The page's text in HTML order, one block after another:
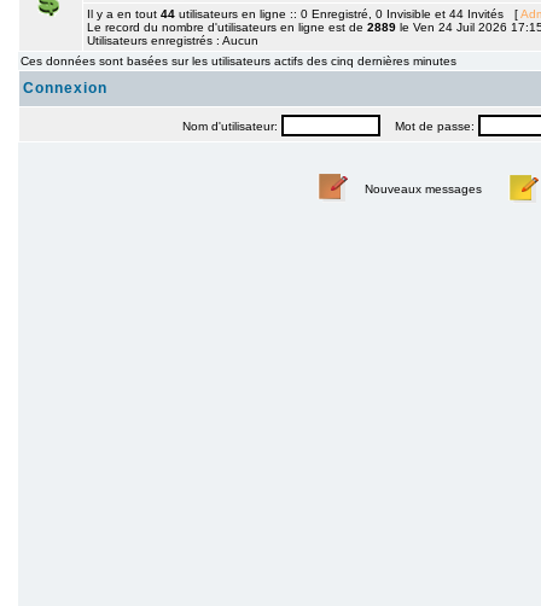
Il y a en tout 44 utilisateurs en ligne :: 0 Enregistré, 0 Invisible et 44 Invités [
Le record du nombre d'utilisateurs en ligne est de 2889 le Ven 24 Juil 2026
Utilisateurs enregistrés : Aucun
Ces données sont basées sur les utilisateurs actifs des cinq dernières minutes
Connexion
Nom d'utilisateur: Mot de passe:
Nouveaux messages